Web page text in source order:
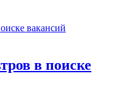
в поиске